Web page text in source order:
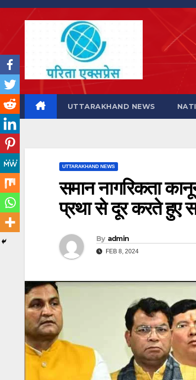
Skip
UTTARAKHAND NEWS
UTTARAKHAND NEWS
समान नागरिकता
प्रथा से दूर करते हुए
By admin
FEB 8, 2024